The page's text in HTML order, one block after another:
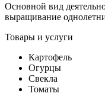
Основной вид
выращивание
Товары и услуги
Картофель
Огурцы
Свекла
Томаты